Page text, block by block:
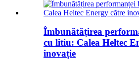
Îmbunătățirea
cu litiu: Calea Heltec
inovație